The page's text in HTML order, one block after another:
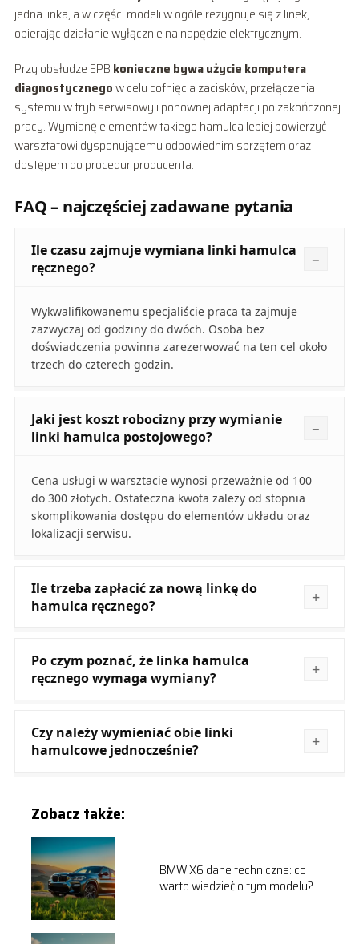
jedna linka, a w części modeli w ogóle rezygnuje się z linek,
opierając działanie wyłącznie na napędzie elektrycznym.
Przy obsłudze EPB konieczne bywa użycie komputera
diagnostycznegow celu cofnięcia zacisków, przełączenia
systemu w tryb serwisowy i ponownej adaptacji po zakończonej
pracy. Wymianę elementów takiego hamulca lepiej powierzyć
warsztatowi dysponującemu odpowiednim sprzętem oraz
dostępem do procedur producenta.
FAQ – najczęściej zadawane pytania
Ile czasu zajmuje wymiana linki hamulca
ręcznego?
Wykwalifikowanemu specjaliście praca ta zajmuje
zazwyczaj od godziny do dwóch. Osoba bez
doświadczenia powinna zarezerwować na ten cel około
trzech do czterech godzin.
Jaki jest koszt robocizny przy wymianie
linki hamulca postojowego?
Cena usługi w warsztacie wynosi przeważnie od 100
do 300 złotych. Ostateczna kwota zależy od stopnia
skomplikowania dostępu do elementów układu oraz
lokalizacji serwisu.
Ile trzeba zapłacić za nową linkę do
hamulca ręcznego?
Po czym poznać, że linka hamulca
ręcznego wymaga wymiany?
Czy należy wymieniać obie linki
hamulcowe jednocześnie?
Zobacz także:
BMW X6 dane techniczne: co
warto wiedzieć o tym modelu?